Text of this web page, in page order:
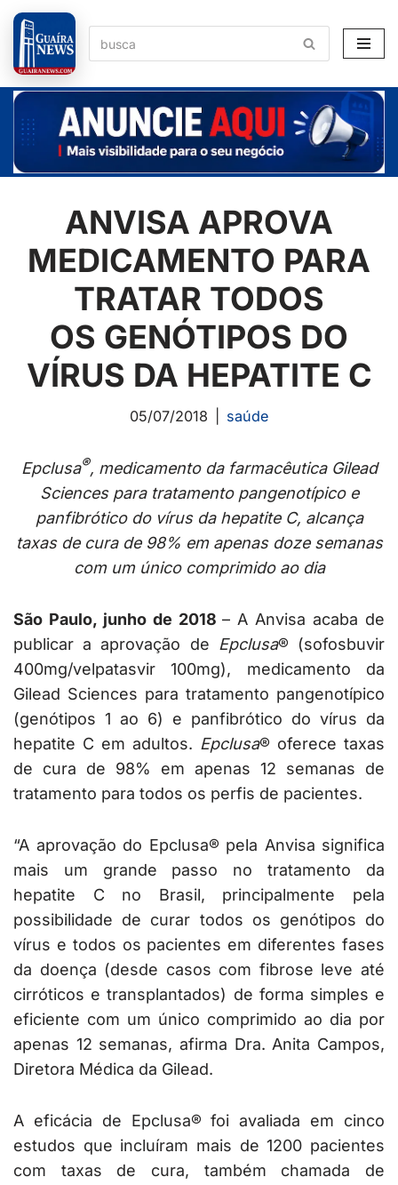
Pular
para
o
conteúdo
ANVISA APROVA
MEDICAMENTO PARA
TRATAR TODOS
OS GENÓTIPOS DO
VÍRUS DA HEPATITE C
05/07/2018 saúde
Epclusa®, medicamento da farmacêutica Gilead
Sciences para tratamento pangenotípico e
panfibrótico do vírus da hepatite C, alcança
taxas de cura de 98% em apenas doze semanas
com um único comprimido ao dia
São Paulo, junho de 2018– A Anvisa acaba de
publicar a aprovação de
Epclusa® (sofosbuvir
400mg/velpatasvir 100mg), medicamento da
Gilead Sciences para tratamento pangenotípico
(genótipos 1 ao 6) e panfibrótico do vírus da
hepatite C em adultos. Epclusa® oferece taxas
de cura de 98% em apenas 12 semanas de
tratamento para todos os perfis de pacientes.
“A aprovação do Epclusa® pela Anvisa significa
mais um grande passo no tratamento da
hepatite C no Brasil, principalmente pela
possibilidade de curar todos os genótipos do
vírus e todos os pacientes em diferentes fases
da doença (desde casos com fibrose leve até
cirróticos e transplantados) de forma simples e
eficiente com um único comprimido ao dia por
apenas 12 semanas, afirma Dra. Anita Campos,
Diretora Médica da Gilead.
A eficácia de Epclusa® foi avaliada em cinco
estudos que incluíram mais de 1200 pacientes
com taxas de cura, também chamada de